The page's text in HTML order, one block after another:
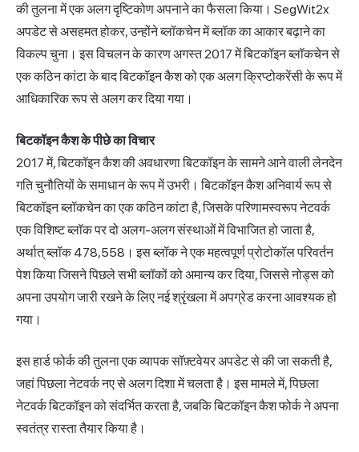
की तुलना में एक अलग दृष्टिकोण अपनाने का फैसला किया। SegWit2x
अपडेट से असहमत होकर, उन्होंने ब्लॉकचेन में ब्लॉक का आकार बढ़ाने का
विकल्प चुना। इस विचलन के कारण अगस्त 2017 में बिटकॉइन ब्लॉकचेन से
एक कठिन कांटा के बाद बिटकॉइन कैश को एक अलग क्रिप्टोकरेंसी के रूप में
आधिकारिक रूप से अलग कर दिया गया।
बिटकॉइन कैश के पीछे का विचार
2017 में, बिटकॉइन कैश की अवधारणा बिटकॉइन के सामने आने वाली लेनदेन
गति चुनौतियों के समाधान के रूप में उभरी। बिटकॉइन कैश अनिवार्य रूप से
बिटकॉइन ब्लॉकचेन का एक कठिन कांटा है, जिसके परिणामस्वरूप नेटवर्क
एक विशिष्ट ब्लॉक पर दो अलग-अलग संस्थाओं में विभाजित हो जाता है,
अर्थात् ब्लॉक 478,558। इस ब्लॉक ने एक महत्वपूर्ण प्रोटोकॉल परिवर्तन
पेश किया जिसने पिछले सभी ब्लॉकों को अमान्य कर दिया, जिससे नोड्स को
अपना उपयोग जारी रखने के लिए नई श्रृंखला में अपग्रेड करना आवश्यक हो
गया।
इस हार्ड फोर्क की तुलना एक व्यापक सॉफ़्टवेयर अपडेट से की जा सकती है,
जहां पिछला नेटवर्क नए से अलग दिशा में चलता है। इस मामले में, पिछला
नेटवर्क बिटकॉइन को संदर्भित करता है, जबकि बिटकॉइन कैश फोर्क ने अपना
स्वतंत्र रास्ता तैयार किया है।